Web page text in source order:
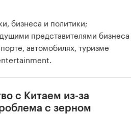
бизнеса и политики;
представителями бизнеса
автомобилях, туризме
с Китаем из-за
с зерном